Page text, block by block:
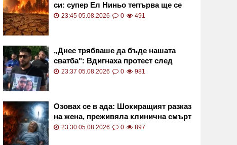
си: супер Ел Ниньо тепърва ще се
засилва
23:45 05.08.2026 0 491
„Днес трябваше да бъде нашата
сватба": Вдигнаха протест след
смъртта на Даяна
23:37 05.08.2026 0 981
Озовах се в ада: Шокиращият разказ
на жена, преживяла клинична смърт
23:30 05.08.2026 0 897